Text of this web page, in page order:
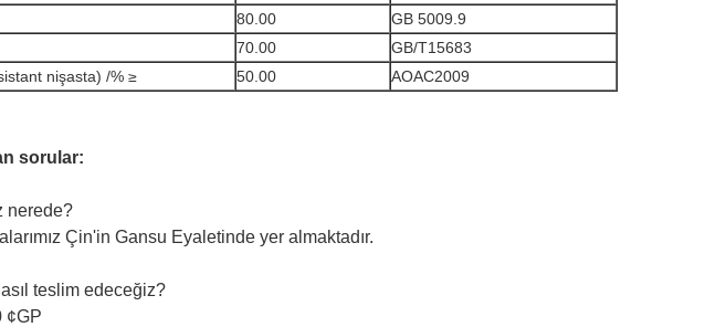
80.00
GB 5009.9
70.00
GB/T15683
nişasta) /% ≥
50.00 AOAC2009
sorular:
nerede?
Çin'in Gansu Eyaletinde yer almaktadır.
teslim edeceğiz?
¢GP